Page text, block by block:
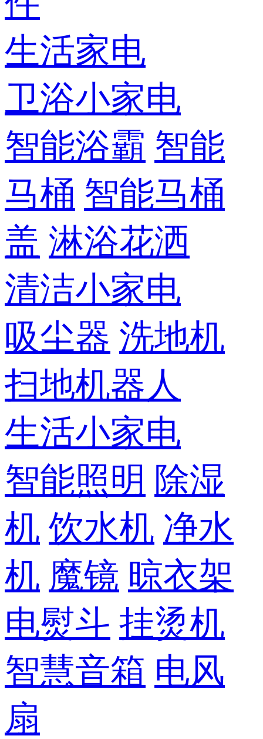
生活家电
卫浴小家电
智能浴霸 智能
马桶 智能马桶
盖 淋浴花洒
清洁小家电
吸尘器 洗地机
扫地机器人
生活小家电
智能照明 除湿
机 饮水机 净水
机 魔镜 晾衣架
电熨斗 挂烫机
智慧音箱 电风
扇